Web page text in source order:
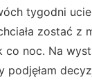
tygodni
zostać z
co noc. Na
podjęłam